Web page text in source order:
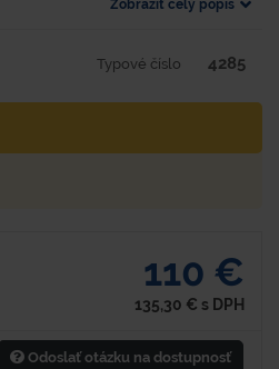
Zobraziť celý popis
Typové číslo 4285
110 €
135,30 € s DPH
Odoslať otázku na dostupnosť